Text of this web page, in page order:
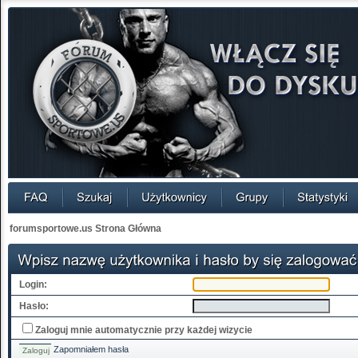
forumsportowe.us Strona Główna
Login:
Hasło:
Zaloguj mnie automatycznie przy każdej wizycie
Zapomniałem hasła